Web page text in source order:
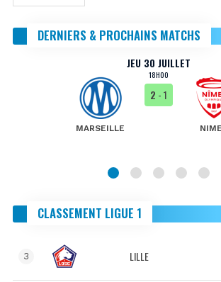
DERNIERS & PROCHAINS MATCHS
JEU 30 JUILLET
18H00
MARSEILLE
2 - 1
CLASSEMENT LIGUE 1
3 LILLE